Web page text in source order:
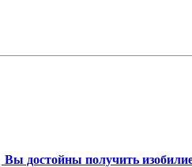
Вы достойны получить